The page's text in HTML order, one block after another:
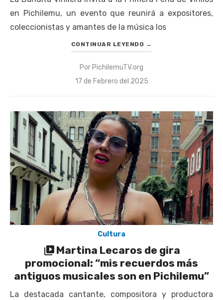
en Pichilemu, un evento que reunirá a expositores,
coleccionistas y amantes de la música los
CONTINUAR LEYENDO →
Por PichilemuTV.org
Publicado
17 de Febrero del 2025
Cultura
Martina Lecaros de gira
promocional: “mis recuerdos más
antiguos musicales son en Pichilemu”
La destacada cantante, compositora y productora